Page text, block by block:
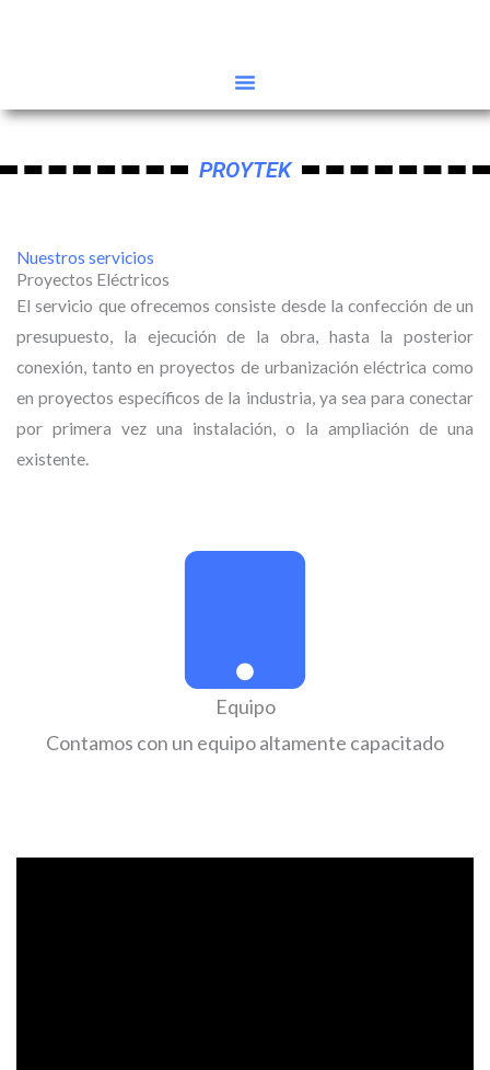
PROYTEK
Nuestros servicios
Proyectos Eléctricos
El servicio que ofrecemos consiste desde la confección de un
presupuesto, la ejecución de la obra, hasta la posterior
conexión, tanto en proyectos de urbanización eléctrica como
en proyectos específicos de la industria, ya sea para conectar
por primera vez una instalación, o la ampliación de una
existente.
Equipo
Contamos con un equipo altamente capacitado